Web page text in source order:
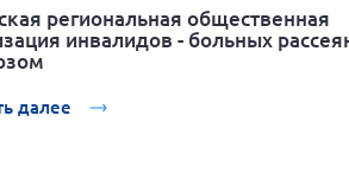
региональная общественная
инвалидов - больных
далее